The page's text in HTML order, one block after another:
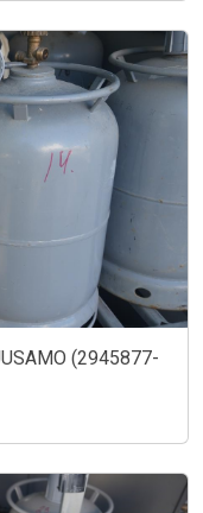
(2945877-